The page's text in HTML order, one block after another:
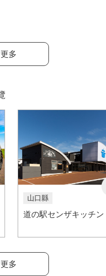
多
山口縣
道の駅センザキッチン
多